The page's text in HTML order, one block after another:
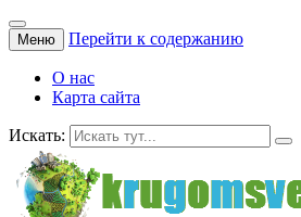
Меню Перейти к содержанию
О нас
Карта сайта
Искать: